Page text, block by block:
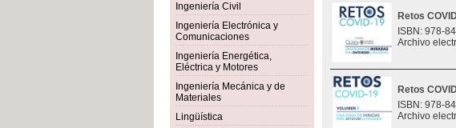
Ingeniería Civil
Ingeniería Electrónica y
Comunicaciones
Ingeniería Energética,
Eléctrica y Motores
Ingeniería Mecánica y de
Materiales
Lingüística
Retos
ISBN: 978-
Archivo
Retos
ISBN: 978-
Archivo